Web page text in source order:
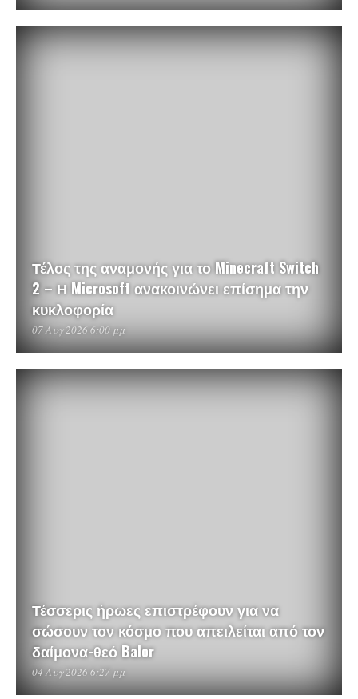
Τέλος της αναμονής για το Minecraft Switch
2 – Η Microsoft ανακοινώνει επίσημα την
κυκλοφορία
07 Αυγ 2026 6:00 μμ
Τέσσερις ήρωες επιστρέφουν για να
σώσουν τον κόσμο που απειλείται από τον
δαίμονα-θεό Balor
04 Αυγ 2026 6:27 μμ